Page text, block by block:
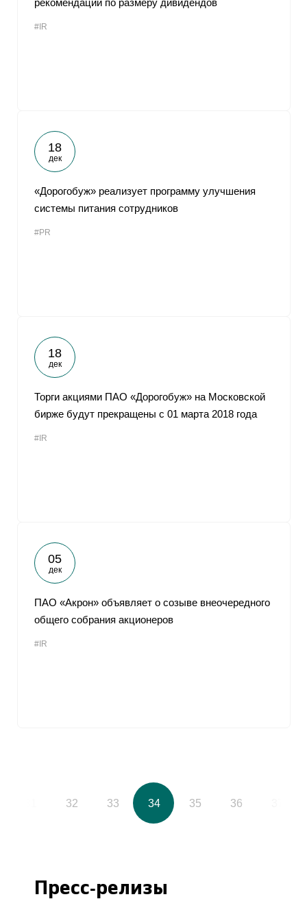
рекомендации по размеру дивидендов
#IR
18
дек
«Дорогобуж» реализует программу улучшения
системы питания сотрудников
#PR
18
дек
Торги акциями ПАО «Дорогобуж» на Московской
бирже будут прекращены с 01 марта 2018 года
#IR
05
дек
ПАО «Акрон» объявляет о созыве внеочередного
общего собрания акционеров
#IR
32 33 34 35 36
Пресс-релизы